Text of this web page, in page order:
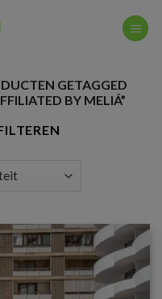
GETAGGED
BY MELIÁ”